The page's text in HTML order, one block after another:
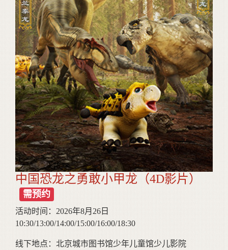
中国恐龙之勇敢小甲龙（4D影片）
需预约
活动时间：2026年8月26日
10:30/13:00/14:00/15:00/16:00/18:30
线下地点：北京城市图书馆少年儿童馆少儿影院